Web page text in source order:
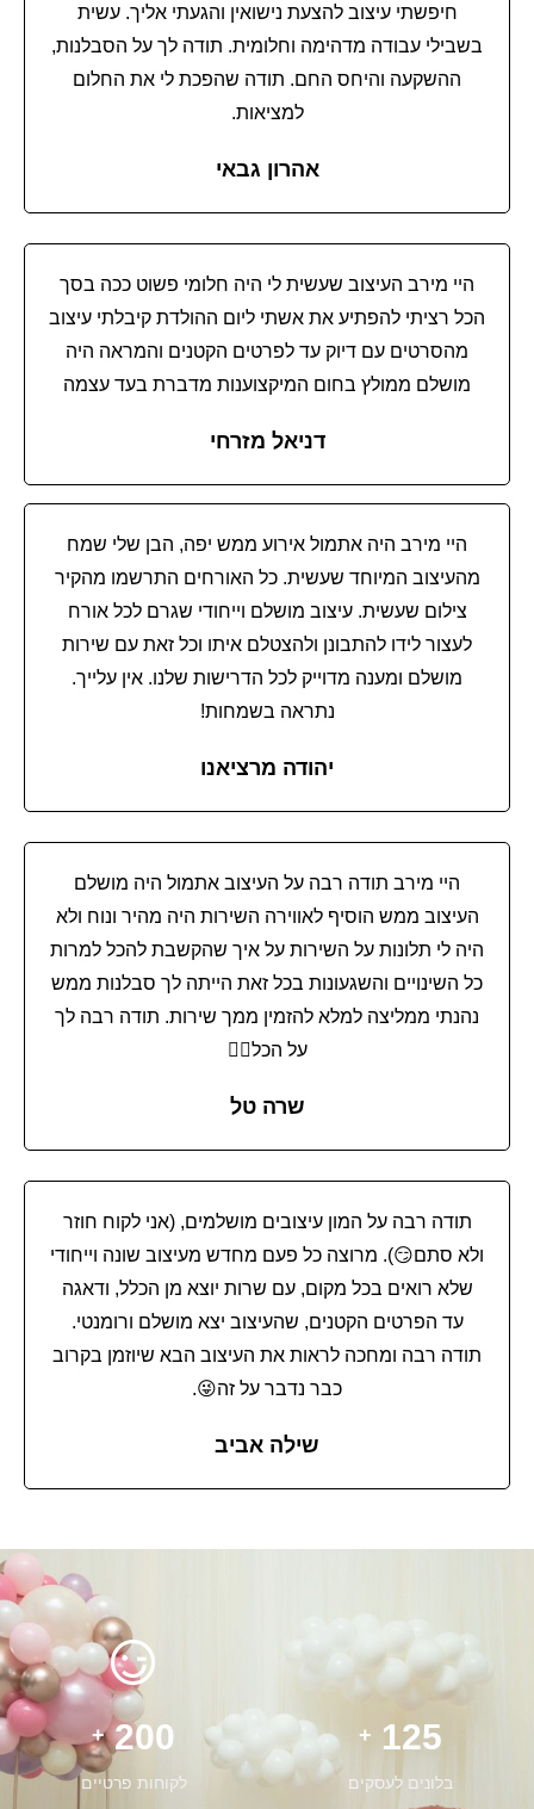
חיפשתי עיצוב להצעת נישואין והגעתי אליך. עשית
בשבילי עבודה מדהימה וחלומית. תודה לך על הסבלנות,
ההשקעה והיחס החם. תודה שהפכת לי את החלום
למציאות.
אהרון גבאי
היי מירב העיצוב שעשית לי היה חלומי פשוט ככה בסך
הכל רציתי להפתיע את אשתי ליום ההולדת קיבלתי עיצוב
מהסרטים עם דיוק עד לפרטים הקטנים והמראה היה
מושלם ממולץ בחום המיקצוענות מדברת בעד עצמה
דניאל מזרחי
היי מירב היה אתמול אירוע ממש יפה, הבן שלי שמח
מהעיצוב המיוחד שעשית. כל האורחים התרשמו מהקיר
צילום שעשית. עיצוב מושלם וייחודי שגרם לכל אורח
לעצור לידו להתבונן ולהצטלם איתו וכל זאת עם שירות
מושלם ומענה מדוייק לכל הדרישות שלנו. אין עלייך.
נתראה בשמחות!
יהודה מרציאנו
היי מירב תודה רבה על העיצוב אתמול היה מושלם
העיצוב ממש הוסיף לאווירה השירות היה מהיר ונוח ולא
היה לי תלונות על השירות על איך שהקשבת להכל למרות
כל השינויים והשגעונות בכל זאת הייתה לך סבלנות ממש
נהנתי ממליצה למלא להזמין ממך שירות. תודה רבה לך
על הכל❤‍🔥
שרה טל
תודה רבה על המון עיצובים מושלמים, (אני לקוח חוזר
ולא סתם😏). מרוצה כל פעם מחדש מעיצוב שונה וייחודי
שלא רואים בכל מקום, עם שרות יוצא מן הכלל, ודאגה
עד הפרטים הקטנים, שהעיצוב יצא מושלם ורומנטי.
תודה רבה ומחכה לראות את העיצוב הבא שיוזמן בקרוב
כבר נדבר על זה😜.
שילה אביב
125
+
בלונים לעסקים
200
+
לקוחות פרטיים